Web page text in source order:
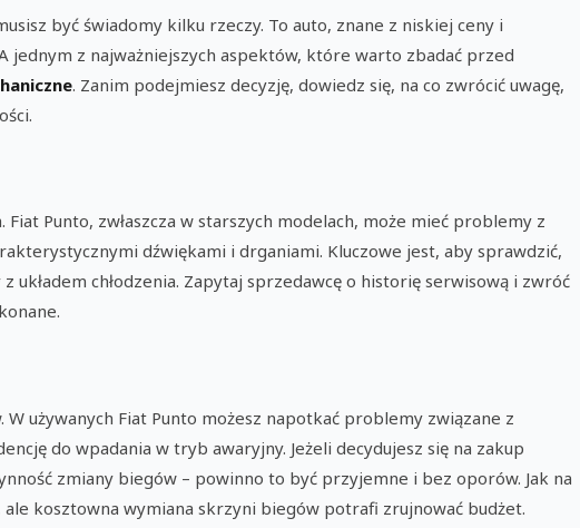
być świadomy kilku rzeczy. To auto, znane z niskiej ceny i
jednym z najważniejszych aspektów, które warto zbadać przed
. Zanim podejmiesz decyzję, dowiedz się, na co zwrócić uwagę,
Punto, zwłaszcza w starszych modelach, może mieć problemy z
dźwiękami i drganiami. Kluczowe jest, aby sprawdzić,
układem chłodzenia. Zapytaj sprzedawcę o historię serwisową i zwróć
używanych Fiat Punto możesz napotkać problemy związane z
do wpadania w tryb awaryjny. Jeżeli decydujesz się na zakup
zmiany biegów – powinno to być przyjemne i bez oporów. Jak na
kosztowna wymiana skrzyni biegów potrafi zrujnować budżet.